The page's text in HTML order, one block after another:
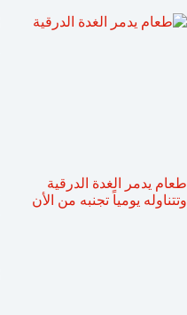
طعام يدمر الغدة الدرقية
وتتناوله يومياً تجنبه من الأن